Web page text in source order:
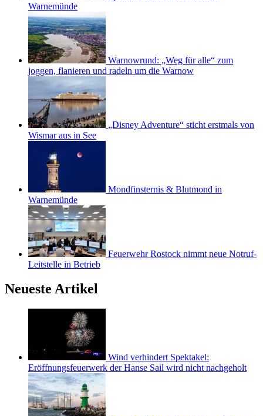
Warnemünde
Warnowrund: „Weg für alle“ zum
joggen, flanieren und radeln um die Warnow
„Disney Adventure“ sticht erstmals von
Wismar aus in See
Mondfinsternis & Blutmond in
Warnemünde
Feuerwehr Rostock nimmt neue Notruf-
Leitstelle in Betrieb
Neueste Artikel
Wind verhindert Spektakel:
Eröffnungsfeuerwerk der Hanse Sail wird nicht nachgeholt